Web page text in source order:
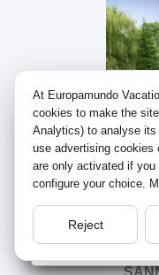
Día 16 - DOM.
Wellcome to
Bienvenido a
USA(en)
At Europamundo
cookies to make the
Analytics) to analyse
use advertising cookies
are only activated if
configure your choice.
Reject